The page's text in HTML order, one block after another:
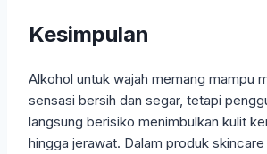
Kesimpulan
Alkohol untuk wajah memang mampu
sensasi bersih dan segar, tetapi
langsung berisiko menimbulkan kulit
hingga jerawat. Dalam produk